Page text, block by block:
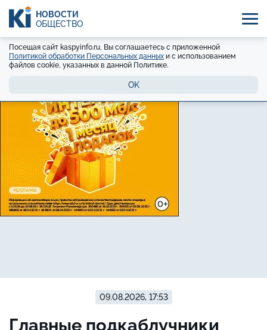
НОВОСТИ
ОБЩЕСТВО
Посещая сайт kaspyinfo.ru, Вы соглашаетесь с приложенной
Политикой обработки Персональных данных и с использованием
файлов cookie, указанных в данной Политике.
OK
09.08.2026, 17:53
Главные подкаблучники